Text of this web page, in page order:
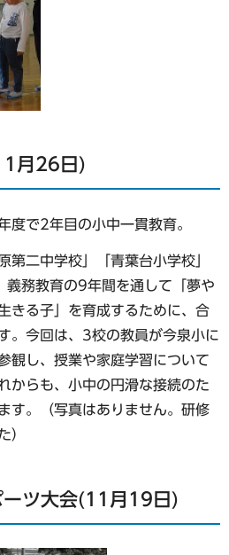
月26日)
度で2年目の小中一貫教育。
第二中学校」「青葉台小学校」
義務教育の9年間を通して「夢や
きる子」を育成するために、合
。今回は、3校の教員が今泉小に
観し、授業や家庭学習について
からも、小中の円滑な接続のた
す。（写真はありません。研修
）
ーツ大会(11月19日)